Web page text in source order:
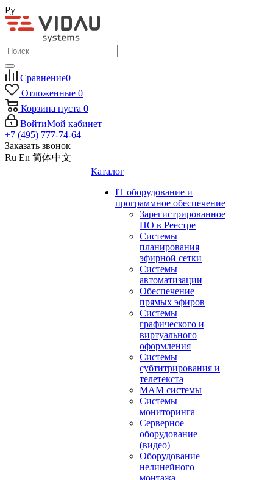
Ру
Сравнение0
Отложенные 0
Корзина пуста 0
ВойтиМой кабинет
+7 (495) 777-74-64
Заказать звонок
Ru En 简体中文
Каталог
IT оборудование и
программное обеспечение
Зарегистрированное
ПО в Реестре
Системы
планирования
эфирной сетки
Системы
автоматизации
Обеспечение
прямых эфиров
Системы
графического и
виртуального
оформления
Системы
субтитрирования и
телетекста
MAM системы
Системы
мониторинга
Серверное
оборудование
(видео)
Оборудование
нелинейного
монтажа